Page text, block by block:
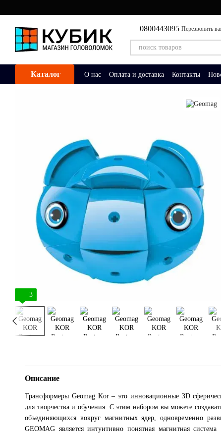
0800443095 Перезвонить
Каталог О нас Оплата и доставка Контакты
3
Описание
Трансформеры Geomag Kor – это инновационные 3D
для творчества и обучения. С этим набором вы можете
объединяющихся вокруг магнитных ядер, одновременно
GEOMAG является интуитивно понятная магнитная